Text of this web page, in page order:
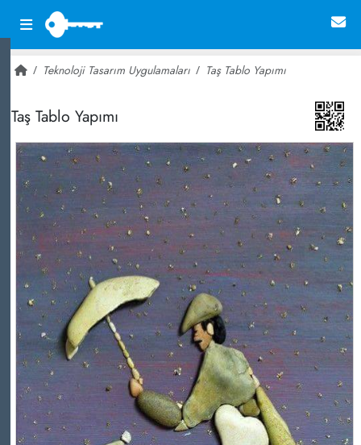
Teknoloji Tasarım Uygulamaları Taş Tablo Yapımı
Taş Tablo Yapımı